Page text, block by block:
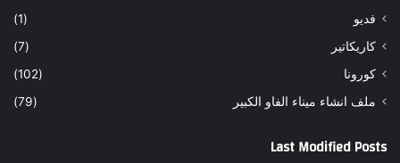
فديو
(1)
كاريكاتير
(7)
كورونا
(102)
ملف انشاء ميناء الفاو الكبير
(79)
Last Modified Posts